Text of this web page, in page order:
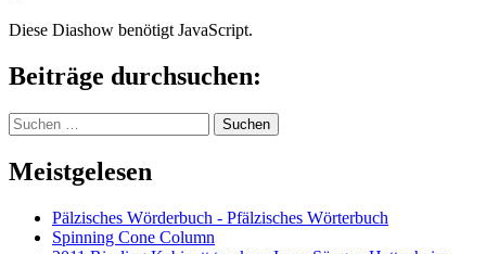
Diese Diashow benötigt JavaScript.
Beiträge durchsuchen:
Suchen
nach:
Meistgelesen
Pälzisches Wörderbuch - Pfälzisches Wörterbuch
Spinning Cone Column